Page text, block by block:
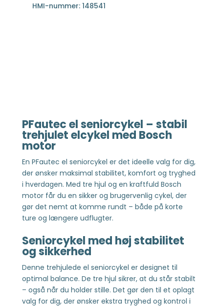
HMI-nummer: 148541
PFautec el seniorcykel – stabil
trehjulet elcykel med Bosch
motor
En PFautec el seniorcykel er det ideelle valg for dig,
der ønsker maksimal stabilitet, komfort og tryghed
i hverdagen. Med tre hjul og en kraftfuld Bosch
motor får du en sikker og brugervenlig cykel, der
gør det nemt at komme rundt – både på korte
ture og længere udflugter.
Seniorcykel med høj stabilitet
og sikkerhed
Denne trehjulede el seniorcykel er designet til
optimal balance. De tre hjul sikrer, at du står stabilt
– også når du holder stille. Det gør den til et oplagt
valg for dig, der ønsker ekstra tryghed og kontrol i